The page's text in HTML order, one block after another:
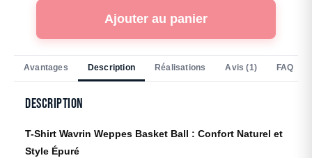
Ajouter au panier
Avantages Description Réalisations Avis (1) FAQ
Description
T-Shirt Wavrin Weppes Basket Ball : Confort Naturel et
Style Épuré